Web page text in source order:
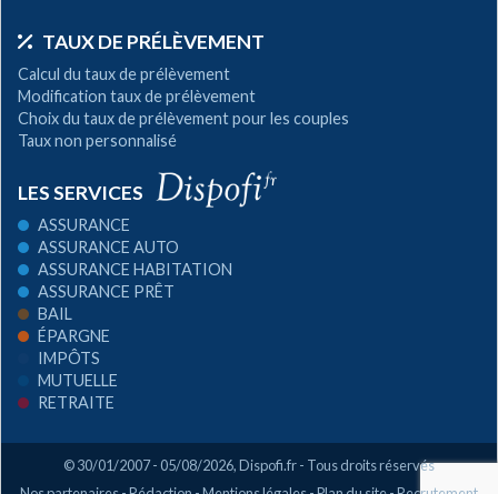
TAUX DE PRÉLÈVEMENT
Calcul du taux de prélèvement
Modification taux de prélèvement
Choix du taux de prélèvement pour les couples
Taux non personnalisé
LES SERVICES
ASSURANCE
ASSURANCE AUTO
ASSURANCE HABITATION
ASSURANCE PRÊT
BAIL
ÉPARGNE
IMPÔTS
MUTUELLE
RETRAITE
© 30/01/2007 - 05/08/2026,Dispofi.fr- Tous droits réservés